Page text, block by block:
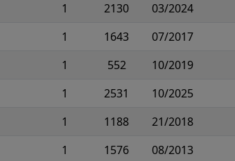
1 2130 03/2024
1 1643 07/2017
1 552 10/2019
1 2531 10/2025
1 1188 21/2018
1 1576 08/2013